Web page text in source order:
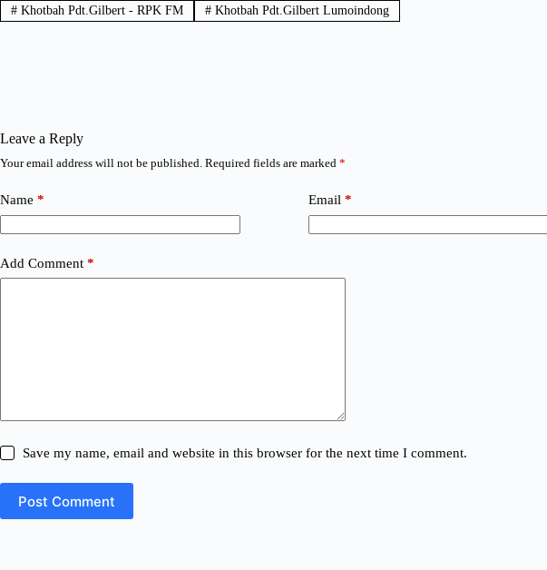
#Khotbah Pdt.Gilbert - RPK FM #Khotbah Pdt.Gilbert Lumoindong
Leave a Reply
Your email address will not be published. Required fields are marked *
Name * Email *
Add Comment *
Save my name, email and website in this browser for the next time I comment.
Post Comment